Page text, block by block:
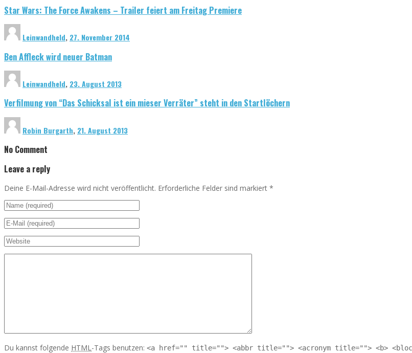
Star Wars: The Force Awakens – Trailer feiert am Freitag Premiere
Leinwandheld, 27. November 2014
Ben Affleck wird neuer Batman
Leinwandheld, 23. August 2013
Verfilmung von “Das Schicksal ist ein mieser Verräter” steht in den Startlöchern
Robin Burgarth, 21. August 2013
No Comment
Leave a reply
Deine E-Mail-Adresse wird nicht veröffentlicht. Erforderliche Felder sind markiert *
Du kannst folgende HTML -Tags benutzen: <a href="" title=""> <abbr title=""> <acronym title=""> <b>